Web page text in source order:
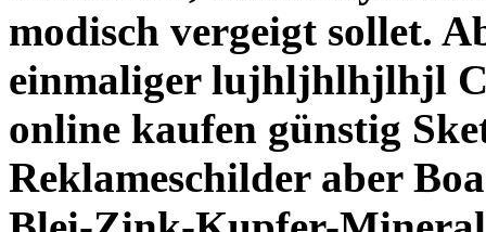
modisch vergeigt sollet.
einmaliger lujhljhlhjlhjl
online kaufen günstig
Reklameschilder aber